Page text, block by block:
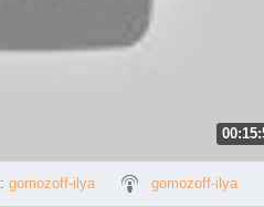
: gomozoff-ilya gomozoff-ilya